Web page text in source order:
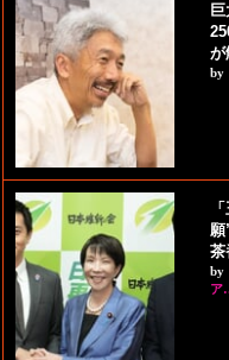
が
by
願
茶
by
ア